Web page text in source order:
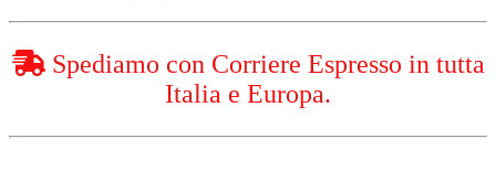
Spediamo con Corriere Espresso in tutta
Italia e Europa.